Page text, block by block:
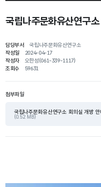
국립나주문화유산연구
담당부서
국립나주문화유산연구소
작성일
2024-04-17
작성자
오한성(061-339-1117)
조회수
59631
첨부파일
국립나주문화유산연구소 회의실 개방
(0.52 MB)